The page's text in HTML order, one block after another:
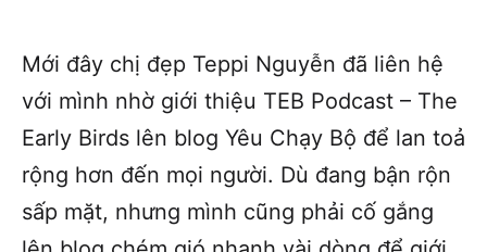
Mới đây chị đẹp Teppi Nguyễn đã liên hệ
với mình nhờ giới thiệu TEB Podcast – The
Early Birds lên blog Yêu Chạy Bộ để lan toả
rộng hơn đến mọi người. Dù đang bận rộn
sấp mặt, nhưng mình cũng phải cố gắng